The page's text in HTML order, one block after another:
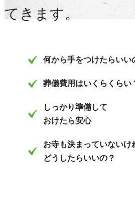
てきます。
何から手をつけたらいい
葬儀費用はいくらくらい
しっかり準備して
おけたら安心
お寺も決まっていないけ
どうしたらいいの？